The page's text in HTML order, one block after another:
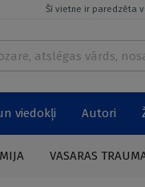
Šī vietne ir paredzēta
viedokļi Autori
VASARAS